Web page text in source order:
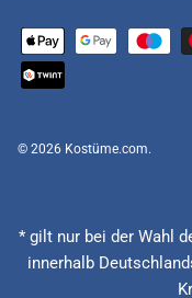
© 2026 Kostüme.com.
* gilt nur bei der Wahl
innerhalb